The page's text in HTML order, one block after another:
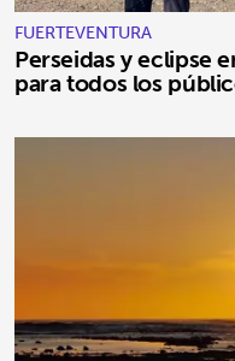
FUERTEVENTURA
Perseidas y eclipse
para todos los